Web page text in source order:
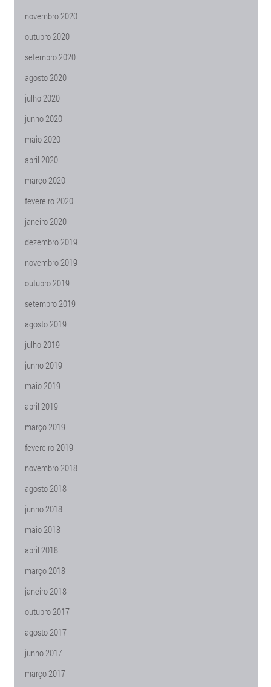
novembro 2020
outubro 2020
setembro 2020
agosto 2020
julho 2020
junho 2020
maio 2020
abril 2020
março 2020
fevereiro 2020
janeiro 2020
dezembro 2019
novembro 2019
outubro 2019
setembro 2019
agosto 2019
julho 2019
junho 2019
maio 2019
abril 2019
março 2019
fevereiro 2019
novembro 2018
agosto 2018
junho 2018
maio 2018
abril 2018
março 2018
janeiro 2018
outubro 2017
agosto 2017
junho 2017
março 2017